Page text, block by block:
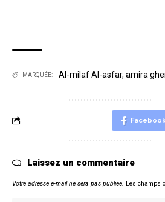
MARQUÉE: Al-milaf Al-asfar, amira
Laissez un commentaire
Votre adresse e-mail ne sera pas publiée. Les champs